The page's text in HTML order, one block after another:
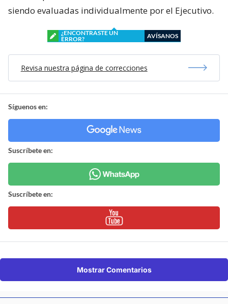
siendo evaluadas individualmente por el Ejecutivo.
¿ENCONTRASTE UN
ERROR?
AVÍSANOS
Revisa nuestra página de correcciones
Síguenos en:
Suscríbete en:
Suscríbete en:
Mostrar Comentarios